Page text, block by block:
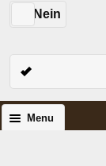
Nein
Menu